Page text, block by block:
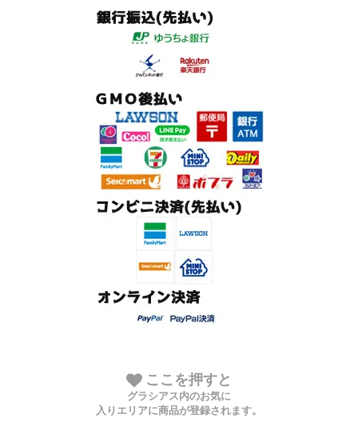
ここを押すと
グラシアス内のお気に
入りエリアに商品が登録されます。